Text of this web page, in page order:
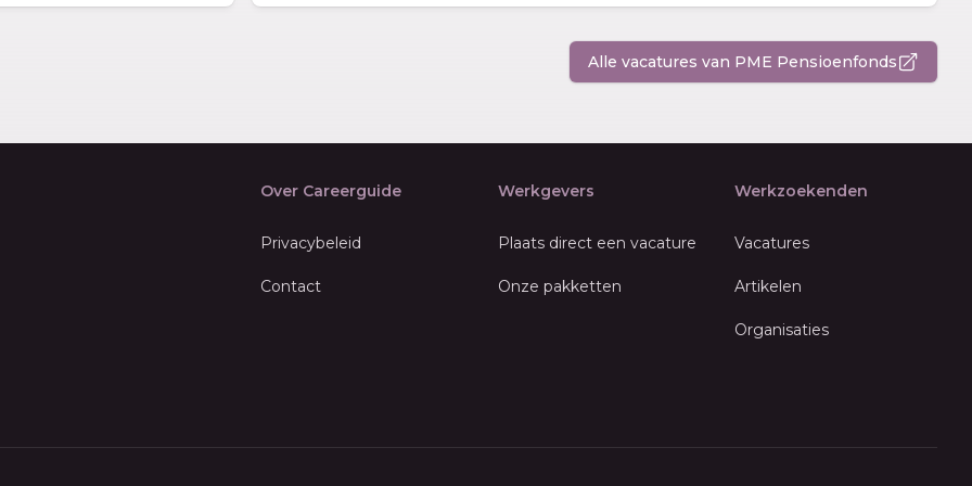
Alle vacatures van PME Pensioenfonds
Over Careerguide
Privacybeleid
Contact
Werkgevers
Plaats direct een vacature
Onze pakketten
Werkzoekenden
Vacatures
Artikelen
Organisaties